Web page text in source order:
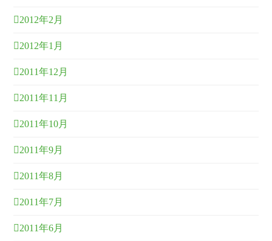
2012年2月
2012年1月
2011年12月
2011年11月
2011年10月
2011年9月
2011年8月
2011年7月
2011年6月